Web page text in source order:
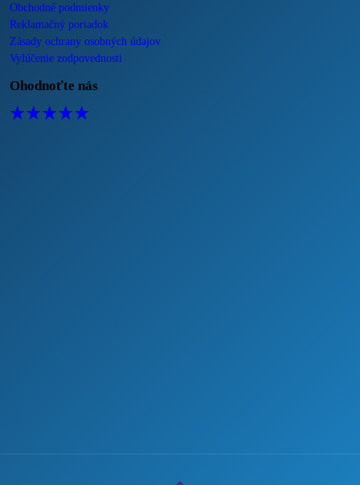
Obchodné podmienky
Reklamačný poriadok
Zásady ochrany osobných údajov
Vylúčenie zodpovednosti
Ohodnoťte nás